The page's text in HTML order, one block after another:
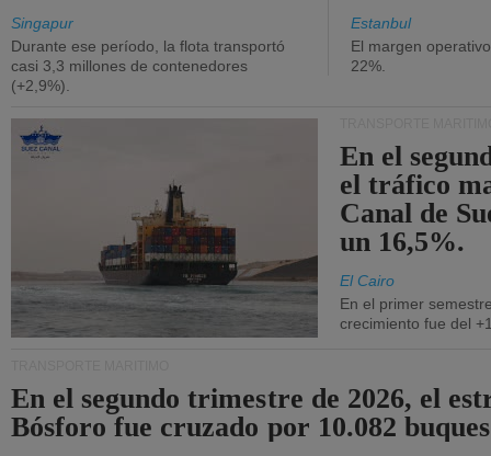
Singapur
Durante ese período, la flota transportó
casi 3,3 millones de contenedores
(+2,9%).
Estanbul
El margen
22%.
En el
el tráfico
Canal de
un 16,5%.
El Cairo
En el primer
crecimiento fue del
En el segundo trimestre de 2026, el
Bósforo fue cruzado por 10.082